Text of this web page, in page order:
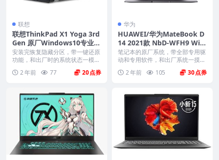
联想
联想ThinkPad X1 Yoga 3rd
Gen 原厂Windows10专业版
oem系统镜像下载
安装完恢复隐藏分区，带一键还原
功能，和出厂时的系统状态一模一
2 年前 77 20
华为
HUAWEI/华为MateBook D
14 2021款 NbD-WFH9 Win
10家庭版 原厂oem系统
笔记本的原厂系统，带全部专用驱
动和专用软件，和出厂系统一摸一
2 年前 105 30